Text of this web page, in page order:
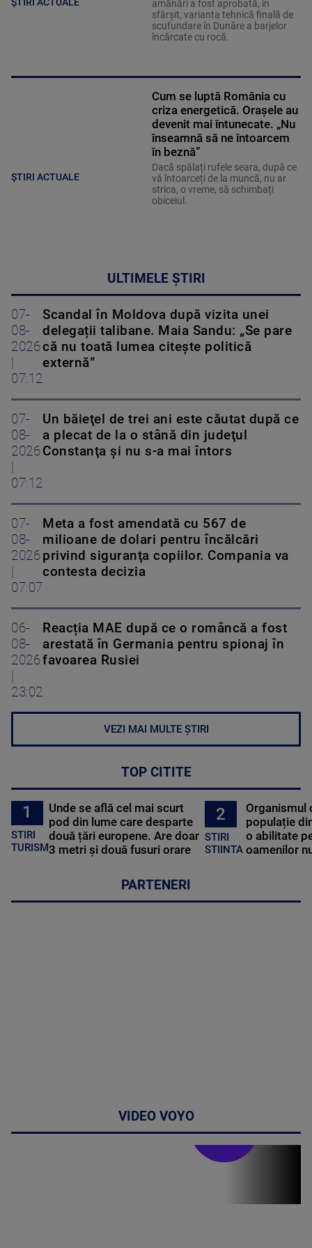
amânări a fost aprobată, în
sfârșit, varianta tehnică finală de
scufundare în Dunăre a barjelor
încărcate cu rocă.
ȘTIRI ACTUALE
Cum se luptă România cu
criza energetică. Orașele au
devenit mai întunecate. „Nu
înseamnă să ne întoarcem
în beznă”
Dacă spălați rufele seara, după ce
vă întoarceți de la muncă, nu ar
strica, o vreme, să schimbați
obiceiul.
ULTIMELE ȘTIRI
07-
08-
2026
07:12
Scandal în Moldova după vizita unei
delegații talibane. Maia Sandu: „Se pare
că nu toată lumea citește politică
externă”
07-
08-
2026
07:12
Un băieţel de trei ani este căutat după ce
a plecat de la o stână din judeţul
Constanţa şi nu s-a mai întors
07-
08-
2026
07:07
Meta a fost amendată cu 567 de
milioane de dolari pentru încălcări
privind siguranţa copiilor. Compania va
contesta decizia
06-
08-
2026
23:02
Reacția MAE după ce o româncă a fost
arestată în Germania pentru spionaj în
favoarea Rusiei
VEZI MAI MULTE ȘTIRI
TOP CITITE
1
STIRI
TURISM
Unde se află cel mai scurt
pod din lume care desparte
două țări europene. Are doar
3 metri și două fusuri orare
2
STIRI
STIINTA
Organismul
populație
o abilitate
oamenilor
PARTENERI
VIDEO VOYO